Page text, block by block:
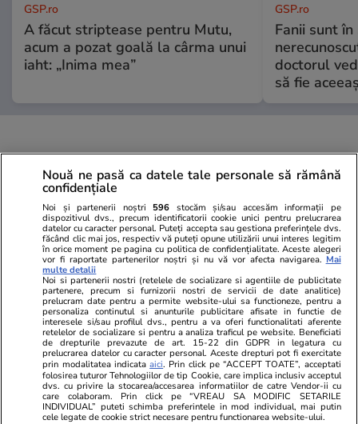
GSP.ro
A făcut striptease pentru Mutu,
acum a pozat goală la cârma unui
iaht: „Inima mea”
GSP.ro
Fanii sunt în
doctorul
să fie
PARTENERI
Nouă ne pasă ca datele tale personale să rămână
confidențiale
Noi și partenerii noștri 596 stocăm și/sau accesăm informații pe
dispozitivul dvs., precum identificatorii cookie unici pentru prelucrarea
datelor cu caracter personal. Puteți accepta sau gestiona preferințele dvs.
făcând clic mai jos, respectiv vă puteți opune utilizării unui interes legitim
în orice moment pe pagina cu politica de confidențialitate. Aceste alegeri
vor fi raportate partenerilor noștri și nu vă vor afecta navigarea. Mai
multe detalii
Noi si partenerii nostri (retelele de socializare si agentiile de publicitate
partenere, precum si furnizorii nostri de servicii de date analitice)
prelucram date pentru a permite website-ului sa functioneze, pentru a
personaliza continutul si anunturile publicitare afisate in functie de
interesele si/sau profilul dvs., pentru a va oferi functionalitati aferente
retelelor de socializare si pentru a analiza traficul pe website. Beneficiati
de drepturile prevazute de art. 15-22 din GDPR in legatura cu
prelucrarea datelor cu caracter personal. Aceste drepturi pot fi exercitate
prin modalitatea indicataaici. Prin click pe “ACCEPT TOATE”, acceptati
folosirea tuturor Tehnologiilor de tip Cookie, care implica inclusiv acceptul
dvs. cu privire la stocarea/accesarea informatiilor de catre Vendor-ii cu
care colaboram. Prin click pe “VREAU SA MODIFIC SETARILE
INDIVIDUAL” puteti schimba preferintele in mod individual, mai putin
cele legate de cookie strict necesare pentru functionarea website-ului.